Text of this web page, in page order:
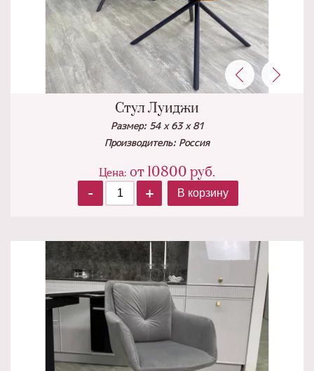
Стул Луиджи
Размер: 54 х 63 х 81
Производитель: Россия
Цена: от 10800 руб.
-
+ В корзину